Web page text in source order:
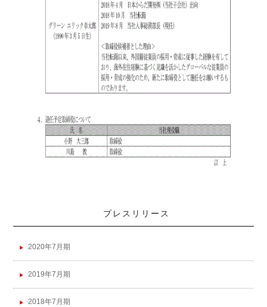
プレスリリース
2020年7月期
2019年7月期
2018年7月期